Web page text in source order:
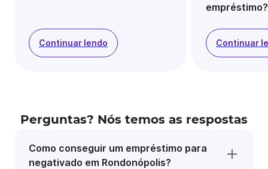
Continuar lendo
empréstimo?
Continuar
Perguntas? Nós temos as respostas
Como conseguir um empréstimo para
negativado em Rondonópolis?